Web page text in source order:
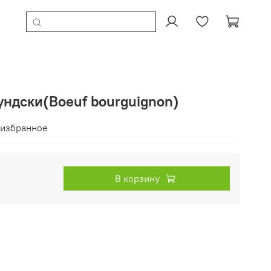
bourguignon)
В корзину